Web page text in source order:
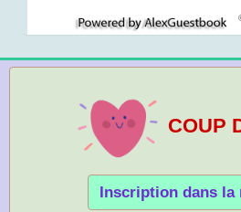
COUP
Inscription dans la